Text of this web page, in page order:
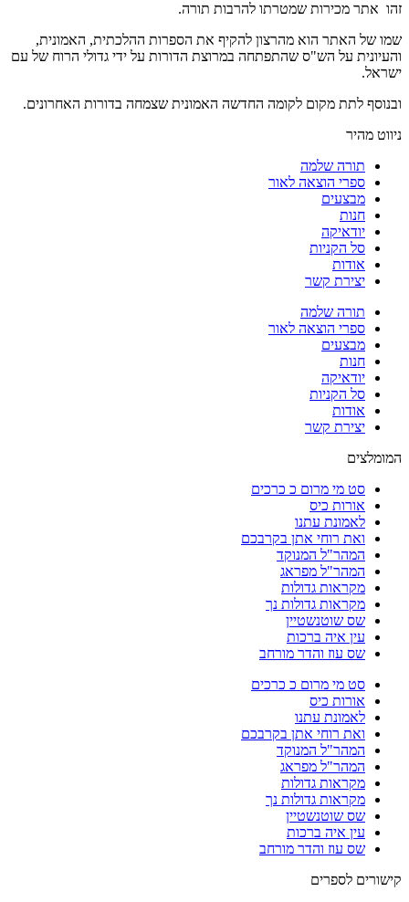
זהו אתר מכירות שמטרתו להרבות תורה.
שמו של האתר הוא מהרצון להקיף את הספרות ההלכתית, האמונית,
והעיונית על הש"ס שהתפתחה במרוצת הדורות על ידי גדולי הרוח של עם
ישראל.
ובנוסף לתת מקום לקומה החדשה האמונית שצמחה בדורות האחרונים.
ניווט מהיר
תורה שלמה
ספרי הוצאה לאור
מבצעים
חנות
יודאיקה
סל הקניות
אודות
יצירת קשר
תורה שלמה
ספרי הוצאה לאור
מבצעים
חנות
יודאיקה
סל הקניות
אודות
יצירת קשר
המומלצים
סט מי מרום כ כרכים
אורות כיס
לאמונת עתנו
ואת רוחי אתן בקרבכם
המהר"ל המנוקד
המהר"ל מפראג
מקראות גדולות
מקראות גדולות נך
שס שוטנשטיין
עין איה ברכות
שס עוז והדר מורחב
סט מי מרום כ כרכים
אורות כיס
לאמונת עתנו
ואת רוחי אתן בקרבכם
המהר"ל המנוקד
המהר"ל מפראג
מקראות גדולות
מקראות גדולות נך
שס שוטנשטיין
עין איה ברכות
שס עוז והדר מורחב
קישורים לספרים